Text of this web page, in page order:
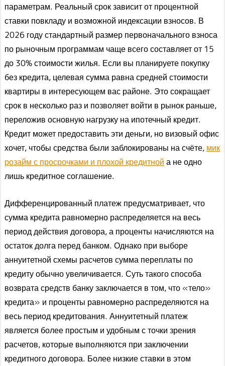
параметрам. Реальный срок зависит от процентной
ставки повкладу и возможной индексации взносов. В
2026 году стандартный размер первоначального взноса
по рыночным программам чаще всего составляет от 15
до 30% стоимости жилья. Если вы планируете покупку
без кредита, целевая сумма равна средней стоимости
квартиры в интересующем вас районе. Это сокращает
срок в несколько раз и позволяет войти в рынок раньше,
переложив основную нагрузку на ипотечный кредит.
Кредит может предоставить эти деньги, но визовый офис
хочет, чтобы средства были заблокированы на счёте, мик
розайм с просрочками и плохой кредитной а не одно
лишь кредитное соглашение.
Дифференцированный платеж предусматривает, что
сумма кредита равномерно распределяется на весь
период действия договора, а проценты начисляются на
остаток долга перед банком. Однако при выборе
аннуитетной схемы расчетов сумма переплаты по
кредиту обычно увеличивается. Суть такого способа
возврата средств банку заключается в том, что «тело»
кредита» и проценты равномерно распределяются на
весь период кредитования. Аннуитетный платеж
является более простым и удобным с точки зрения
расчетов, которые выполняются при заключении
кредитного договора. Более низкие ставки в этом